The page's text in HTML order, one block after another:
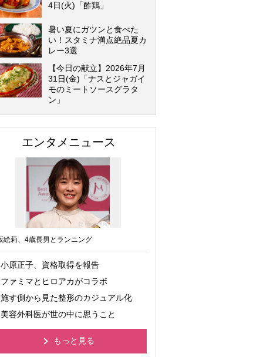
4日(火)「酢鶏」
暑い夏にガツンと食べた
い！スタミナ満点絶品夏カ
レー3選
【今日の献立】2026年7月
31日(金)「ナスとジャガイ
モのミートソースグラタ
ン」
エンタメニュース
絵莉、4歳長男とランニング
小原正子、資格取得を報告
ファミマとヒロアカがコラボ
施す側から見た整形のカジュアル化
美容外科医が世の中に思うこと
もっと見る